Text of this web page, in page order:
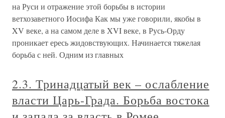
на Руси и отражение этой борьбы в истории
ветхозаветного Иосифа Как мы уже говорили, якобы в
XV веке, а на самом деле в XVI веке, в Русь-Орду
проникает ересь жидовствующих. Начинается тяжелая
борьба с ней. Одним из главных
2.3. Тринадцатый век – ослабление
власти Царь-Града. Борьба востока